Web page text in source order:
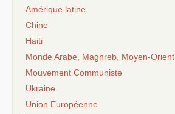
Amérique latine
Chine
Haiti
Monde Arabe, Maghreb, Moyen-Orient
Mouvement Communiste
Ukraine
Union Européenne